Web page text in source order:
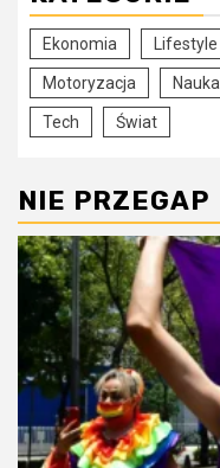
Ekonomia Lifestyle
Motoryzacja Nauka
Tech Świat
NIE PRZEGAP